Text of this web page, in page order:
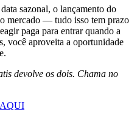
sazonal, o lançamento do
mercado — tudo isso tem prazo
paga para entrar quando a
você aproveita a oportunidade
devolve os dois. Chama no